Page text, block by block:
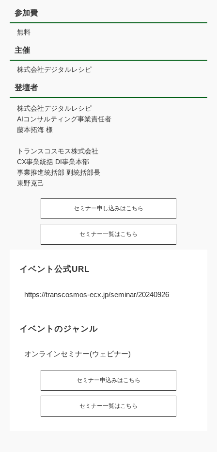
参加費
無料
主催
株式会社デジタルレシピ
登壇者
株式会社デジタルレシピ
AIコンサルティング事業責任者
藤本拓海 様
トランスコスモス株式会社
CX事業統括 DI事業本部
事業推進統括部 副統括部長
東野克己
セミナー申し込みはこちら
セミナー一覧はこちら
イベント公式URL
https://transcosmos-ecx.jp/seminar/20240926
イベントのジャンル
オンラインセミナー(ウェビナー)
セミナー申込みはこちら
セミナー一覧はこちら